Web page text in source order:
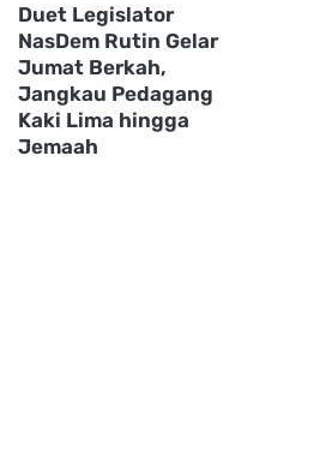
Duet Legislator
NasDem Rutin Gelar
Jumat Berkah,
Jangkau Pedagang
Kaki Lima hingga
Jemaah